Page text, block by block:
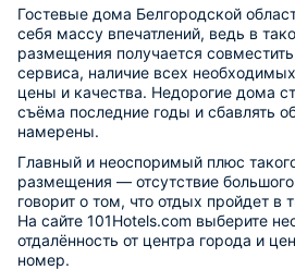
Гостевые дома Белгородской
себя массу впечатлений, ведь в
размещения получается
сервиса, наличие всех
цены и качества. Недорогие дома
съёма последние годы и сбавлять
намерены.
Главный и неоспоримый плюс
размещения — отсутствие
говорит о том, что отдых пройдет в
На сайте 101Hotels.com выберите
отдалённость от центра города и
номер.